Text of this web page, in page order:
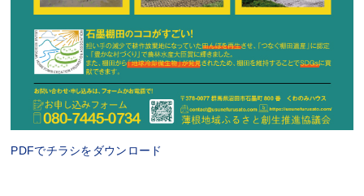
PDFでチラシをダウンロード